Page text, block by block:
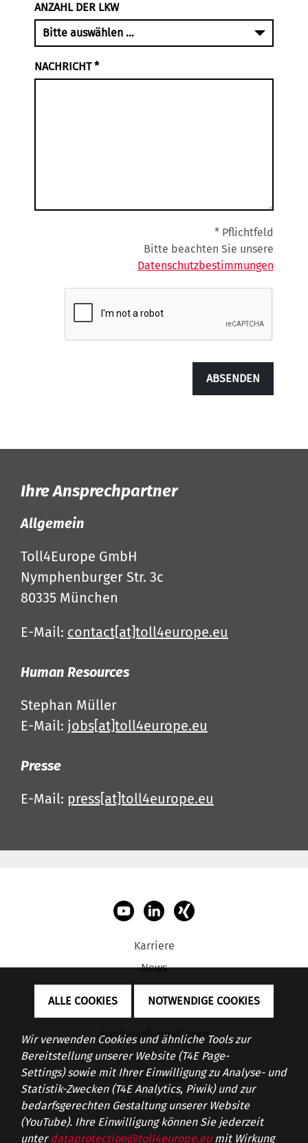
ANZAHL DER LKW
NACHRICHT*
* Pflichtfeld
Bitte beachten Sie unsere
Datenschutzbestimmungen
ABSENDEN
Ihre Ansprechpartner
Allgemein
Toll4Europe GmbH
Nymphenburger Str. 3c
80335 München
E-Mail: contact[at]toll4europe.eu
Human Resources
Stephan Müller
E-Mail: jobs[at]toll4europe.eu
Presse
E-Mail: press[at]toll4europe.eu
ALLE COOKIES NOTWENDIGE COOKIES
Wir verwenden Cookies und ähnliche Tools zur
Bereitstellung unserer Website (T4E Page-
Settings) sowie mit Ihrer Einwilligung zu Analyse- und
Statistik-Zwecken (T4E Analytics, Piwik) und zur
bedarfsgerechten Gestaltung unserer Website
(YouTube). Ihre Einwilligung können Sie jederzeit
unterdataprotection@toll4europe.eumit Wirkung
Karriere
News
Kundeninformationen
Verantwortung
Datenschutz
Impressum
Leichte Sprache